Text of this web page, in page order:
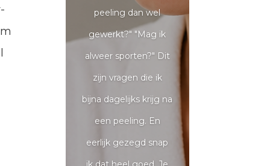
peeling dan wel
gewerkt?" "Mag ik
alweer sporten?" Dit
zijn vragen die ik
bijna dagelijks krijg na
een peeling. En
eerlijk gezegd snap